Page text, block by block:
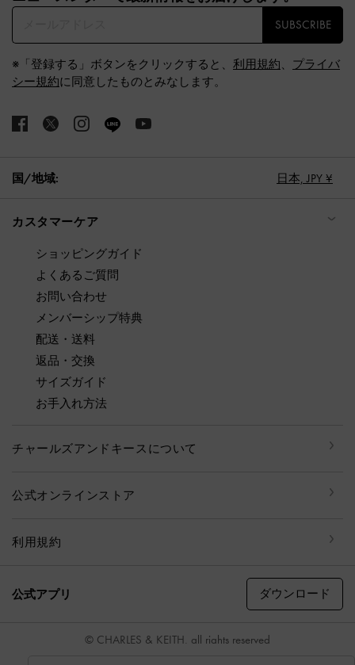
SUBSCRIBE
※「登録する」ボタンをクリックすると、 利用規約、 プライバ
シー規約に同意したものとみなします。
国/地域: 日本, JPY ¥
カスタマーケア
ショッピングガイド
よくあるご質問
お問い合わせ
メンバーシップ特典
配送・送料
返品・交換
サイズガイド
お手入れ方法
チャールズアンドキースについて
公式オンラインストア
利用規約
公式アプリ ダウンロード
© CHARLES & KEITH, all rights reserved